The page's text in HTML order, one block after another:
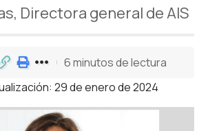
Directora general de AIS
29 de enero de 2024
6 minutos de lectura